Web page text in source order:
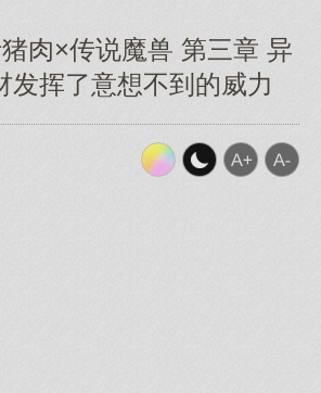
肉×传说魔兽 第三章 异
发挥了意想不到的威力